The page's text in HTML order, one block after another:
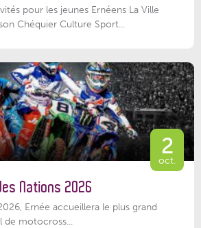
pour les jeunes Ernéens La Ville
Chéquier Culture Sport...
2
oct.
Nations 2026
Ernée accueillera le plus grand
motocross...